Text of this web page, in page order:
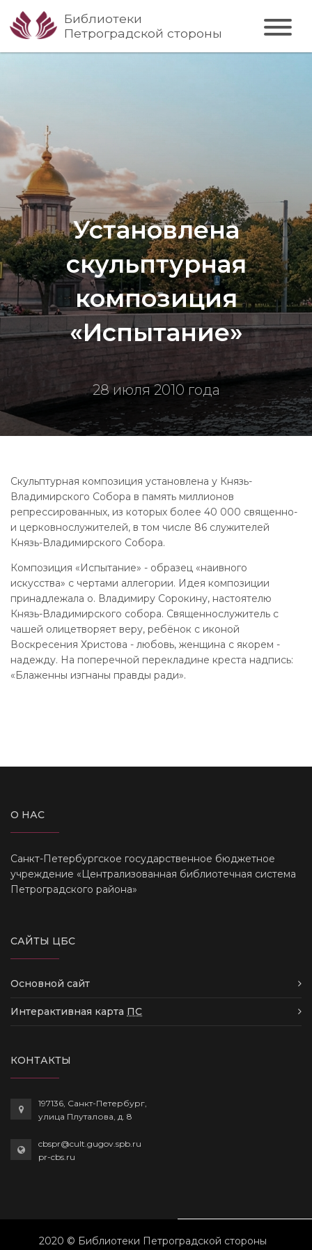
Библиотеки
Петроградской стороны
Установлена
скульптурная
композиция
«Испытание»
28 июля 2010 года
Скульптурная композиция установлена у Князь-
Владимирского Собора в память миллионов
репрессированных, из которых более 40 000 священно-
и церковнослужителей, в том числе 86 служителей
Князь-Владимирского Собора.
Композиция «Испытание» - образец «наивного
искусства» с чертами аллегории. Идея композиции
принадлежала о. Владимиру Сорокину, настоятелю
Князь-Владимирского собора. Священнослужитель с
чашей олицетворяет веру, ребёнок с иконой
Воскресения Христова - любовь, женщина с якорем -
надежду. На поперечной перекладине креста надпись:
«Блаженны изгнаны правды ради».
О НАС
Санкт-Петербургское государственное бюджетное
учреждение «Централизованная библиотечная система
Петроградского района»
САЙТЫ ЦБС
Основной сайт
Интерактивная карта ПС
КОНТАКТЫ
197136, Санкт-Петербург,
улица Плуталова, д. 8
cbspr@cult.gugov.spb.ru
pr-cbs.ru
2020 © Библиотеки Петроградской стороны